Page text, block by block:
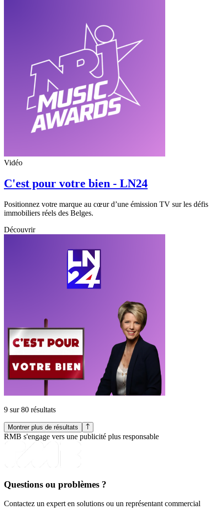
Vidéo
C'est pour votre bien - LN24
Positionnez votre marque au cœur d’une émission TV sur les défis
immobiliers réels des Belges.
Découvrir
9 sur 80 résultats
Montrer plus de résultats
RMB s'engage vers une publicité plus responsable
Questions ou problèmes ?
Contactez un expert en solutions ou un représentant commercial